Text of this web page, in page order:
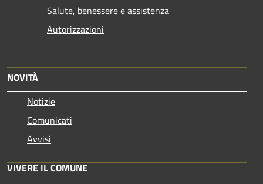
Salute, benessere e assistenza
Autorizzazioni
NOVITÀ
Notizie
Comunicati
Avvisi
VIVERE IL COMUNE